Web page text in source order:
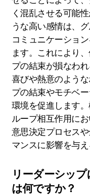
く混乱させる可能
うな高い感情は、
コミュニケーショ
ます。これにより
プの結束が損なわ
喜びや熱意のよう
プの結束やモチベ
環境を促進します
ループ相互作用に
意思決定プロセス
マンスに影響を与え
リーダーシッ
は何ですか？